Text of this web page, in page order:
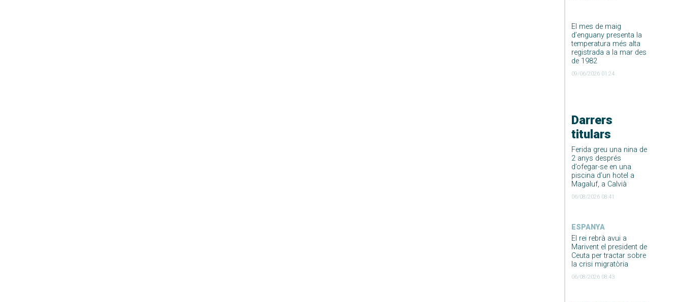
El mes de maig
d’enguany presenta la
temperatura més alta
registrada a la mar des
de 1982
09/06/2026 01:24
Darrers
titulars
Ferida greu una nina de
2 anys després
d’ofegar-se en una
piscina d’un hotel a
Magaluf, a Calvià
06/08/2026 08:41
ESPANYA
El rei rebrà avui a
Marivent el president de
Ceuta per tractar sobre
la crisi migratòria
06/08/2026 08:43